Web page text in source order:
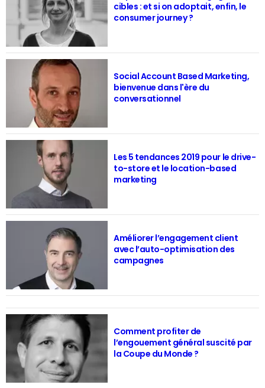
cibles : et si on adoptait, enfin, le
consumer journey ?
Social Account Based Marketing,
bienvenue dans l'ère du
conversationnel
Les 5 tendances 2019 pour le drive-
to-store et le location-based
marketing
Améliorer l’engagement client
avec l’auto-optimisation des
campagnes
Comment profiter de
l’engouement général suscité par
la Coupe du Monde ?